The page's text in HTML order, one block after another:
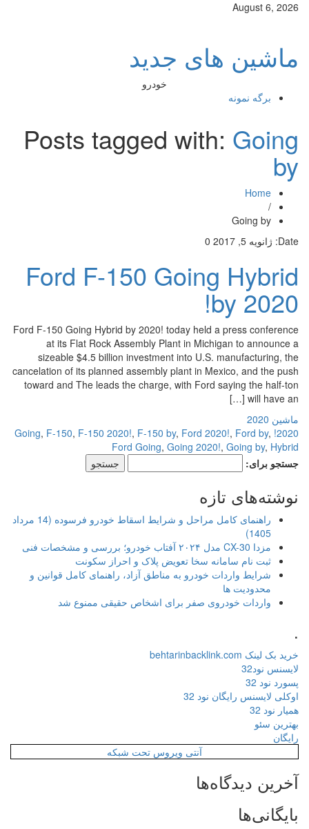
August 6, 2026
ماشین های جدید
خودرو
برگه نمونه
Posts tagged with:Going
by
Home
/
Going by
Date: ژانویه 5, 2017 0
Ford F-150 Going Hybrid
by 2020!
Ford F-150 Going Hybrid by 2020! today held a press conference
at its Flat Rock Assembly Plant in Michigan to announce a
sizeable $4.5 billion investment into U.S. manufacturing, the
cancelation of its planned assembly plant in Mexico, and the push
toward and The leads the charge, with Ford saying the half-ton
will have an […]
ماشین 2020
2020! Going
,F-150,F-150 2020!,F-150 by,Ford 2020!,Ford by,
Ford Going,Going 2020!,Going by,Hybrid
جستجو برای:
نوشته‌های تازه
راهنمای کامل مراحل و شرایط اسقاط خودرو فرسوده (14 مرداد
1405)
مزدا CX-30 مدل ۲۰۲۴ آفتاب خودرو؛ بررسی و مشخصات فنی
ثبت نام سامانه سخا تعویض پلاک و احراز سکونت
شرایط واردات خودرو به مناطق آزاد، راهنمای کامل قوانین و
محدودیت ها
واردات خودروی صفر برای اشخاص حقیقی ممنوع شد
خرید بک لینک behtarinbacklink.com
لایسنس نود32
پسورد نود 32
اوکلی لایسنس رایگان نود 32
همیار نود 32
بهترین سئو
رایگان
آنتی ویروس تحت شبکه
آخرین دیدگاه‌ها
بایگانی‌ها